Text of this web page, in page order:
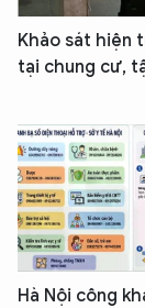
Khảo sát hiện
tại chung cư,
Hà Nội công